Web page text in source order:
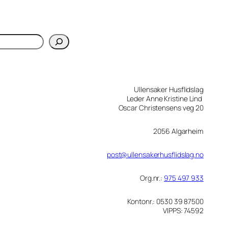
Ullensaker Husflidslag
Leder Anne Kristine Lind
Oscar Christensens veg 20
2056 Algarheim
post@ullensakerhusflidslag.no
Org.nr.: 975 497 933
Kontonr.: 0530 39 87500
VIPPS: 74592